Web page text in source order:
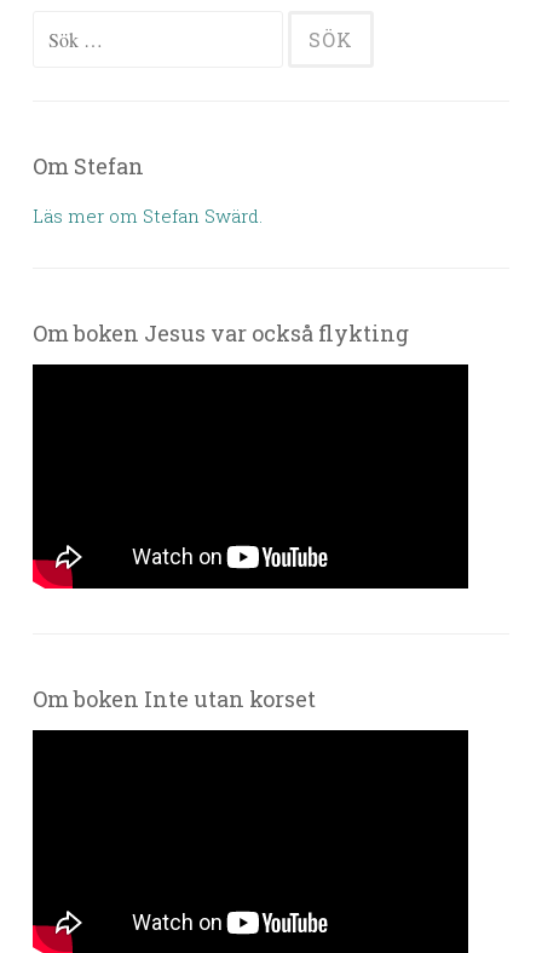
Sök efter:
Om Stefan
Läs mer om Stefan Swärd.
Om boken Jesus var också flykting
Om boken Inte utan korset